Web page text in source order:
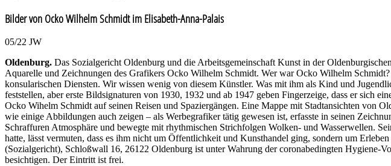
Bilder von Ocko Wilhelm Schmidt im Elisabeth-Anna-Palais
05/22 JW
Oldenburg. Das Sozialgericht Oldenburg und die Arbeitsgemeinschaft Kunst in der
Aquarelle und Zeichnungen des Grafikers Ocko Wilhelm Schmidt. Wer war Ocko Wilhelm
konsularischen Diensten. Wir wissen wenig von diesem Künstler. Was mit ihm als Kind und
feststellen, aber erste Bildsignaturen von 1930, 1932 und ab 1947 geben Fingerzeige, dass er sich
Ocko Wihelm Schmidt auf seinen Reisen und Spaziergängen. Eine Mappe mit Stadtansichten von
wie einige Abbildungen auch zeigen – als Werbegrafiker tätig gewesen ist, erfasste in seinen
Schraffuren Atmosphäre und bewegte mit rhythmischen Strichfolgen Wolken- und Wasserwellen.
hatte, lässt vermuten, dass es ihm nicht um Öffentlichkeit und Kunsthandel ging, sondern um
(Sozialgericht), Schloßwall 16, 26122 Oldenburg ist unter Wahrung der coronabedingten
besichtigen. Der Eintritt ist frei.